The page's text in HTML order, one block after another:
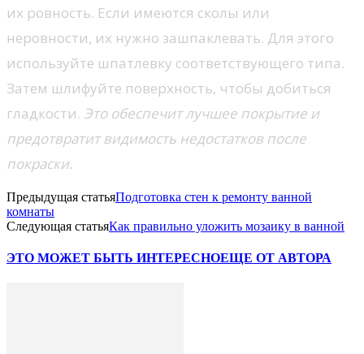
их ровность. Если имеются сколы или
неровности, их нужно зашпаклевать. Для этого
используйте шпатлевку соответствующего типа.
Затем шлифуйте поверхность, чтобы добиться
гладкости. Это обеспечит лучшее покрытие и
предотвратит видимость недостатков после
покраски.
Предыдущая статьяПодготовка стен к ремонту ванной
комнаты
Следующая статьяКак правильно уложить мозаику в ванной
ЭТО МОЖЕТ БЫТЬ ИНТЕРЕСНОЕЩЕ ОТ АВТОРА